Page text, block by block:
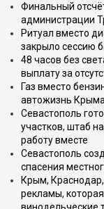
Финальный
администрации
Ритуал вместо
закрыло сессию
48 часов без
выплату за
Газ вместо
автожизнь
Севастополь
участков, штаб
работу вместе
Севастополь
спасения
Крым,
рекламы,